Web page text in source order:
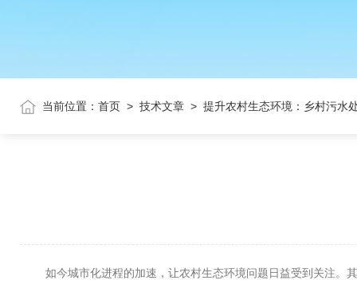
当前位置： 首页 > 技术文章 > 提升农村生态环境：乡村污水
如今城市化进程的加速，让农村生态环境问题日益受到关注。其